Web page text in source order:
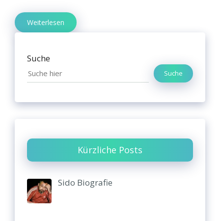
Weiterlesen
Suche
Suche
Kürzliche Posts
Sido Biografie